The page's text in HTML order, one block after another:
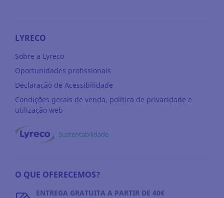
LYRECO
Sobre a Lyreco
Oportunidades profissionais
Declaração de Acessibilidade
Condições gerais de venda, política de privacidade e
utilização web
Sustentabilidade
O QUE OFERECEMOS?
ENTREGA GRATUITA A PARTIR DE 40€